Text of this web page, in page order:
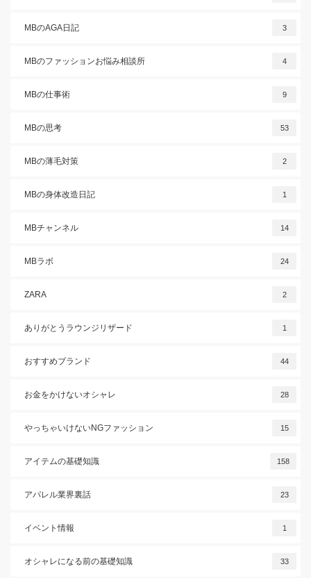
MBのAGA日記 3
MBのファッションお悩み相談所 4
MBの仕事術 9
MBの思考 53
MBの薄毛対策 2
MBの身体改造日記 1
MBチャンネル 14
MBラボ 24
ZARA 2
ありがとうラウンジリザード 1
おすすめブランド 44
お金をかけないオシャレ 28
やっちゃいけないNGファッション 15
アイテムの基礎知識 158
アパレル業界裏話 23
イベント情報 1
オシャレになる前の基礎知識 33